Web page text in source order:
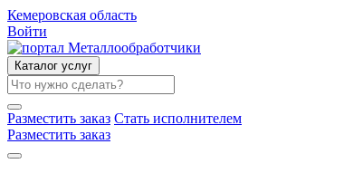
Кемеровская область
Войти
Каталог услуг
Разместить заказ Стать исполнителем
Разместить заказ